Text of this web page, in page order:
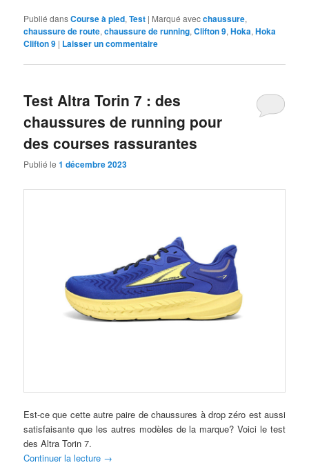
Publié dansCourse à pied,Test | Marqué avecchaussure,
chaussure de route,chaussure de running,Clifton 9,Hoka,Hoka
Clifton 9 | Laisser un commentaire
Test Altra Torin 7 : des
chaussures de running pour
des courses rassurantes
Publié le1 décembre 2023
Est-ce que cette autre paire de chaussures à drop zéro est aussi
satisfaisante que les autres modèles de la marque? Voici le test
des Altra Torin 7.
Continuer la lecture →